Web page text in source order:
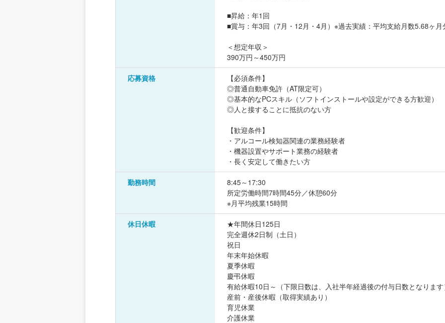
■昇給：年1回
■賞与：年3回（7月・12月・4月）※過去実績：平均支給月数5.68ヶ月
＜想定年収＞
390万円～450万円
応募資格
【必須条件】
◎普通自動車免許（AT限定可）
◎基本的なPCスキル（ソフトインストールや設定ができる方歓迎）
◎人と接することに抵抗のない方
【歓迎条件】
・アルコール検知器関連の業務経験者
・機器設置やサポート業務の経験者
・長く安定して働きたい方
勤務時間
8:45～17:30
所定労働時間7時間45分／休憩60分
※月平均残業15時間
休日休暇
★年間休日125日
完全週休2日制（土日）
祝日
年末年始休暇
夏季休暇
慶弔休暇
有給休暇10日～（下限日数は、入社半年経過後の付与日数となりま
産前・産後休暇（取得実績あり）
育児休業
介護休業